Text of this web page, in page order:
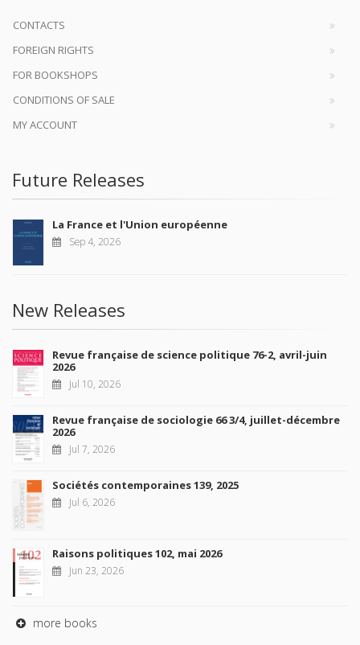
CONTACTS
FOREIGN RIGHTS
FOR BOOKSHOPS
CONDITIONS OF SALE
MY ACCOUNT
Future Releases
La France et l'Union européenne
Sep 4, 2026
New Releases
Revue française de science politique 76-2, avril-juin
2026
Jul 10, 2026
Revue française de sociologie 66 3/4, juillet-décembre
2026
Jul 7, 2026
Sociétés contemporaines 139, 2025
Jul 6, 2026
Raisons politiques 102, mai 2026
Jun 23, 2026
more books